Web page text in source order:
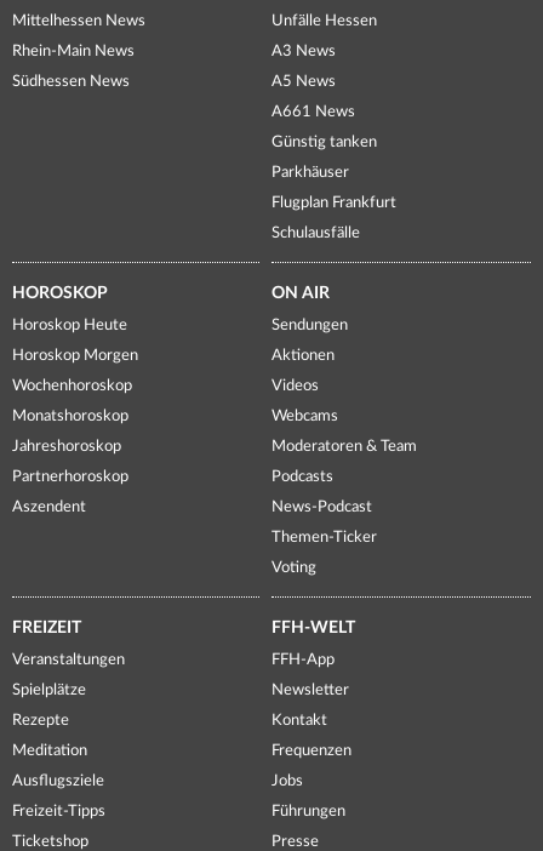
Mittelhessen News
Rhein-Main News
Südhessen News
Unfälle Hessen
A3 News
A5 News
A661 News
Günstig tanken
Parkhäuser
Flugplan Frankfurt
Schulausfälle
HOROSKOP
Horoskop Heute
Horoskop Morgen
Wochenhoroskop
Monatshoroskop
Jahreshoroskop
Partnerhoroskop
Aszendent
ON AIR
Sendungen
Aktionen
Videos
Webcams
Moderatoren & Team
Podcasts
News-Podcast
Themen-Ticker
Voting
FREIZEIT
Veranstaltungen
Spielplätze
Rezepte
Meditation
Ausflugsziele
Freizeit-Tipps
Ticketshop
FFH-WELT
FFH-App
Newsletter
Kontakt
Frequenzen
Jobs
Führungen
Presse